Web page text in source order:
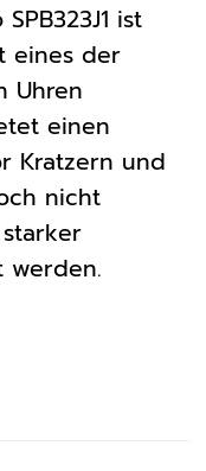
ist
eines der
Uhren
einen
Kratzern und
nicht
werden.